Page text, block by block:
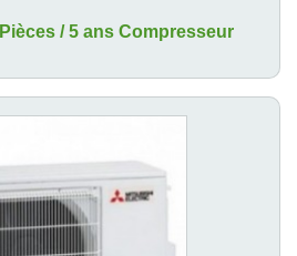
/ 5 ans Compresseur